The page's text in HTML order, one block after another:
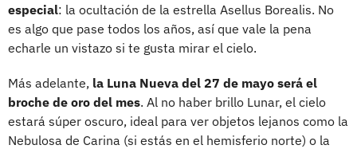
especial: la ocultación de la estrella Asellus Borealis. No
es algo que pase todos los años, así que vale la pena
echarle un vistazo si te gusta mirar el cielo.
Más adelante, la Luna Nueva del 27 de mayo será el
broche de oro del mes. Al no haber brillo Lunar, el cielo
estará súper oscuro, ideal para ver objetos lejanos como la
Nebulosa de Carina (si estás en el hemisferio norte) o la